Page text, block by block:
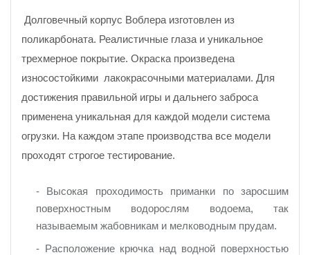
Долговечный корпус Воблера изготовлен из
поликарбоната. Реалистичные глаза и уникальное
трехмерное покрытие. Окраска произведена
износостойкими лакокрасочными материалами. Для
достижения правильной игры и дальнего заброса
применена уникальная для каждой модели система
огрузки. На каждом этапе производства все модели
проходят строгое тестирование.
- Высокая проходимость приманки по заросшим
поверхностным водорослям водоема, так
называемым жабовникам и мелководным прудам.
- Расположение крючка над водной поверхностью